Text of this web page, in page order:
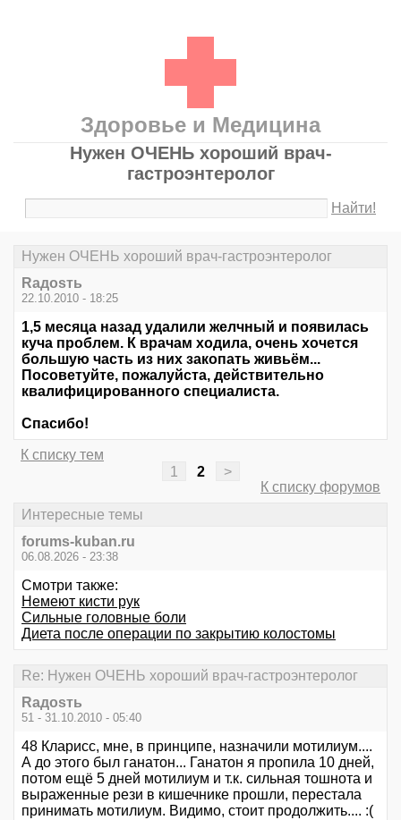
Здоровье и Медицина
Нужен ОЧЕНЬ хороший врач-
гастроэнтеролог
Найти!
Нужен ОЧЕНЬ хороший врач-гастроэнтеролог
Rадоsть
22.10.2010 - 18:25
1,5 месяца назад удалили желчный и появилась
куча проблем. К врачам ходила, очень хочется
большую часть из них закопать живьём...
Посоветуйте, пожалуйста, действительно
квалифицированного специалиста.
Спасибо!
К списку тем
1
2
>
К списку форумов
Интересные темы
forums-kuban.ru
06.08.2026 - 23:38
Смотри также:
Немеют кисти рук
Сильные головные боли
Диета после операции по закрытию колостомы
Re: Нужен ОЧЕНЬ хороший врач-гастроэнтеролог
Rадоsть
51 - 31.10.2010 - 05:40
48 Кларисс, мне, в принципе, назначили мотилиум....
А до этого был ганатон... Ганатон я пропила 10 дней,
потом ещё 5 дней мотилиум и т.к. сильная тошнота и
выраженные рези в кишечнике прошли, перестала
принимать мотилиум. Видимо, стоит продолжить.... :(